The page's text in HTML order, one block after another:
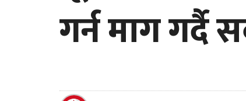
गर्न माग गर्दै